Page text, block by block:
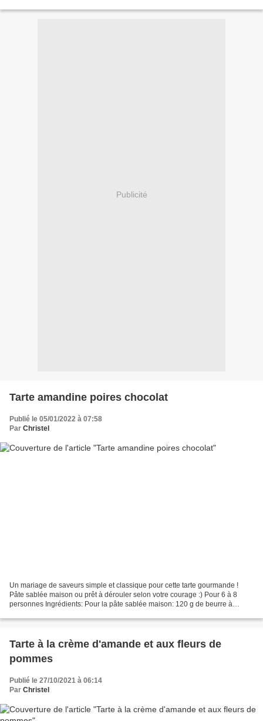
Publicité
Tarte amandine poires chocolat
Publié le 05/01/2022 à 07:58
Par Christel
Un mariage de saveurs simple et classique pour cette tarte gourmande !
Pâte sablée maison ou prêt à dérouler selon votre courage :) Pour 6 à 8
personnes Ingrédients: Pour la pâte sablée maison: 120 g de beurre à
Tarte à la crème d'amande et aux fleurs de
pommes
Publié le 27/10/2021 à 06:14
Par Christel